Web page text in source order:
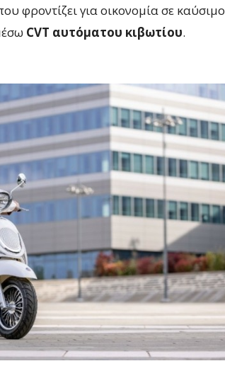
φροντίζει για οικονομία σε καύσιμο
CVT αυτόματου κιβωτίου.